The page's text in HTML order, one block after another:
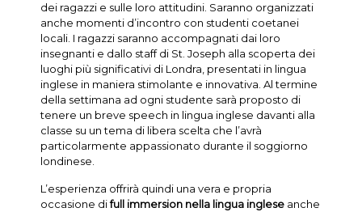
dei ragazzi e sulle loro attitudini. Saranno organizzati
anche momenti d’incontro con studenti coetanei
locali. I ragazzi saranno accompagnati dai loro
insegnanti e dallo staff di St. Joseph alla scoperta dei
luoghi più significativi di Londra, presentati in lingua
inglese in maniera stimolante e innovativa. Al termine
della settimana ad ogni studente sarà proposto di
tenere un breve speech in lingua inglese davanti alla
classe su un tema di libera scelta che l’avrà
particolarmente appassionato durante il soggiorno
londinese.
L’esperienza offrirà quindi una vera e propria
occasione difull immersion nella lingua ingleseanche